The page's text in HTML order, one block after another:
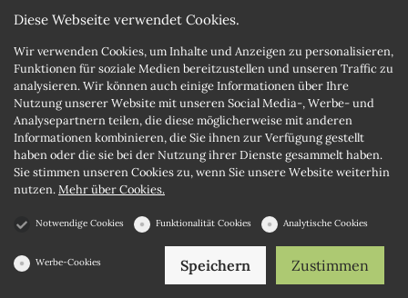
Diese Webseite verwendet Cookies.
Wir verwenden Cookies, um Inhalte und Anzeigen zu personalisieren,
Funktionen für soziale Medien bereitzustellen und unseren Traffic zu
analysieren. Wir können auch einige Informationen über Ihre
Nutzung unserer Website mit unseren Social Media-, Werbe- und
Analysepartnern teilen, die diese möglicherweise mit anderen
Informationen kombinieren, die Sie ihnen zur Verfügung gestellt
haben oder die sie bei der Nutzung ihrer Dienste gesammelt haben.
Sie stimmen unseren Cookies zu, wenn Sie unsere Website weiterhin
nutzen.Mehr über Cookies.
Notwendige Cookies Funktionalität Cookies Analytische Cookies
Werbe-Cookies Zustimmen
Speichern